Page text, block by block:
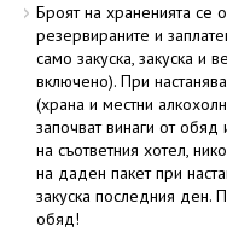
Броят на храненията се
резервираните и
само закуска, закуска и
включено). При
(храна и местни
започват винаги от обяд
на съответния хотел,
на даден пакет при
закуска последния ден.
обяд!